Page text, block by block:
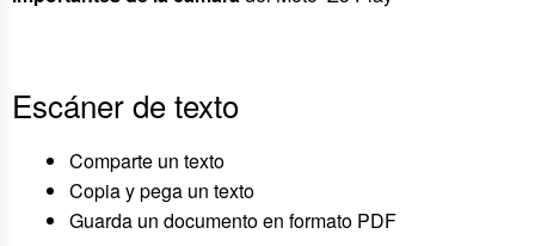
Escáner de texto
Comparte un texto
Copia y pega un texto
Guarda un documento en formato PDF